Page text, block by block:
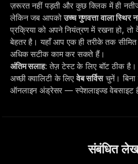
ज़रूरत नहीं पड़ती और कुछ क्लिक में ही
लेकिन जब आपकोउच्च गुणवत्ता वाला स्थिर
प्रक्रिया को अपने नियंत्रण में रखना हो, तो
बेहतर है। यहाँ आप एक ही तरीके तक
अधिक सटीक काम कर सकते हैं।
अंतिम सलाह: तेज़ टेस्ट के लिए बॉट ठीक
अच्छी क्वालिटी के लिएवेब सर्विसचुनें। बिना
ऑनलाइन अंड्रेसर — स्पेशलाइज्ड वेबसाइट
संबंधित